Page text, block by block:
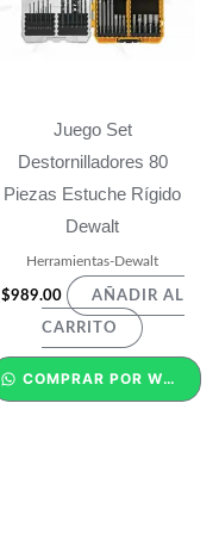
Juego Set
Destornilladores 80
Piezas Estuche Rígido
Dewalt
Herramientas-Dewalt
$989.00 AÑADIR AL
CARRITO
COMPRAR POR WHATSAPP